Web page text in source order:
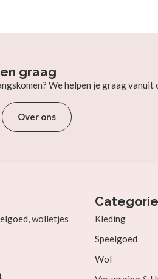
graag
We helpen je graag
Over ons
wolletjes
Kleding
Speelgoed
Wol